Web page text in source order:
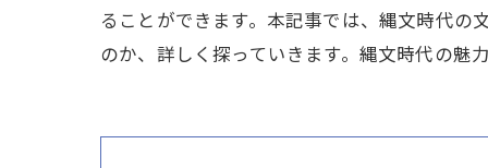
ることができます。本記事では、縄文時代
のか、詳しく探っていきます。縄文時代の魅